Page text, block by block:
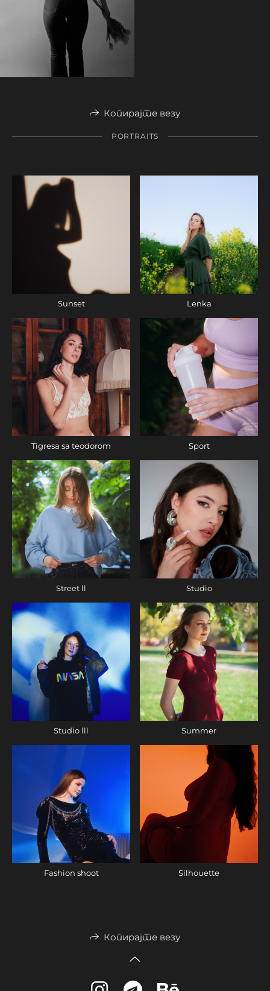
Копирајте везу
PORTRAITS
Sunset Lenka
Tigresa sa teodorom Sport
Street ll Studio
Studio lll Summer
Fashion shoot Silhouette
Копирајте везу